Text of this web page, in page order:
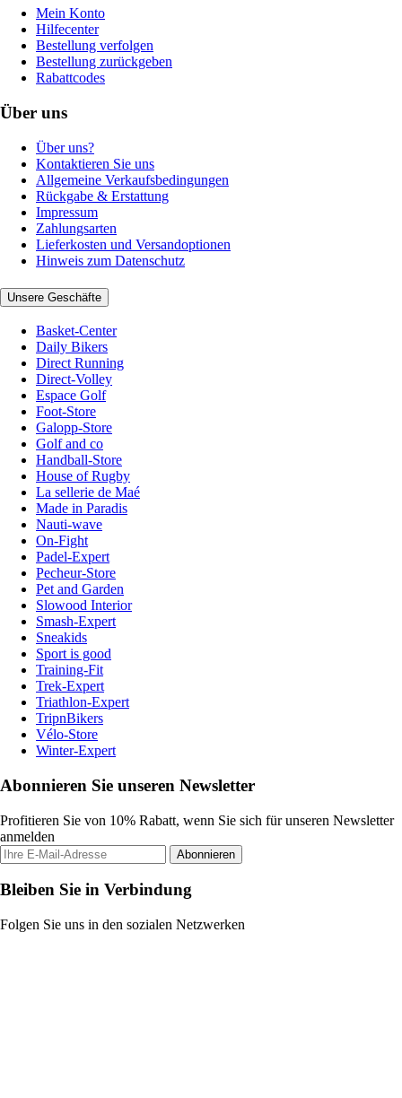
Mein Konto
Hilfecenter
Bestellung verfolgen
Bestellung zurückgeben
Rabattcodes
Über uns
Über uns?
Kontaktieren Sie uns
Allgemeine Verkaufsbedingungen
Rückgabe & Erstattung
Impressum
Zahlungsarten
Lieferkosten und Versandoptionen
Hinweis zum Datenschutz
Unsere Geschäfte
Basket-Center
Daily Bikers
Direct Running
Direct-Volley
Espace Golf
Foot-Store
Galopp-Store
Golf and co
Handball-Store
House of Rugby
La sellerie de Maé
Made in Paradis
Nauti-wave
On-Fight
Padel-Expert
Pecheur-Store
Pet and Garden
Slowood Interior
Smash-Expert
Sneakids
Sport is good
Training-Fit
Trek-Expert
Triathlon-Expert
TripnBikers
Vélo-Store
Winter-Expert
Abonnieren Sie unseren Newsletter
Profitieren Sie von 10% Rabatt, wenn Sie sich für unseren Newsletter
anmelden
Abonnieren
Bleiben Sie in Verbindung
Folgen Sie uns in den sozialen Netzwerken